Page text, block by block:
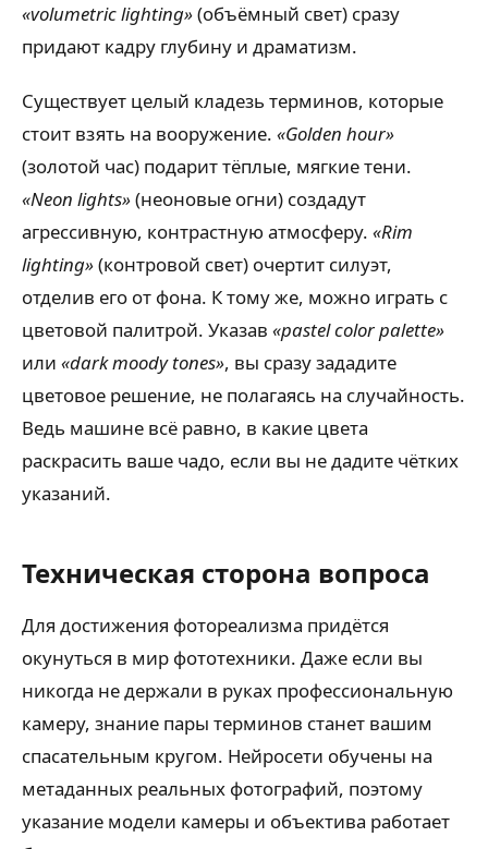
«volumetric lighting»(объёмный свет) сразу
придают кадру глубину и драматизм.
Существует целый кладезь терминов, которые
стоит взять на вооружение. «Golden hour»
(золотой час) подарит тёплые, мягкие тени.
«Neon lights»(неоновые огни) создадут
агрессивную, контрастную атмосферу. «Rim
lighting»(контровой свет) очертит силуэт,
отделив его от фона. К тому же, можно играть с
цветовой палитрой. Указав «pastel color palette»
или «dark moody tones», вы сразу зададите
цветовое решение, не полагаясь на случайность.
Ведь машине всё равно, в какие цвета
раскрасить ваше чадо, если вы не дадите чётких
указаний.
Техническая сторона вопроса
Для достижения фотореализма придётся
окунуться в мир фототехники. Даже если вы
никогда не держали в руках профессиональную
камеру, знание пары терминов станет вашим
спасательным кругом. Нейросети обучены на
метаданных реальных фотографий, поэтому
указание модели камеры и объектива работает